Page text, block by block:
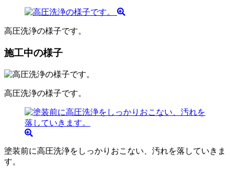
高圧洗浄の様子です。
施工中の様子
高圧洗浄の様子です。
塗装前に高圧洗浄をしっかりおこない、汚れを落していきま
す。